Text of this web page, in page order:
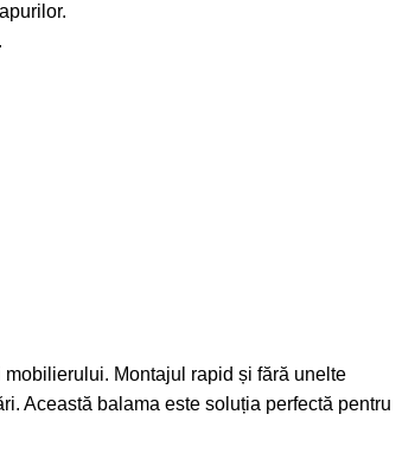
Montajul rapid și fără unelte
Această balama este soluția perfectă pentru